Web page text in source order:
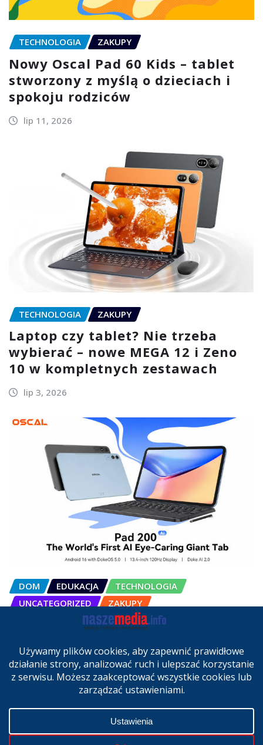
TECHNOLOGIA ZAKUPY
Nowy Oscal Pad 60 Kids – tablet
stworzony z myślą o dzieciach i
spokoju rodziców
lip 11, 2026
TECHNOLOGIA ZAKUPY
Laptop czy tablet? Nie trzeba
wybierać – nowe MEGA 12 i Zeno
10 w kompletnych zestawach
lip 3, 2026
DOM EDUKACJA
TECHNOLOGIA
UNCATEGORIZED
ZAKUPY
OSCAL Pad 200 alternatywą dla
sprzedaży w Polsce
cze 27, 2026